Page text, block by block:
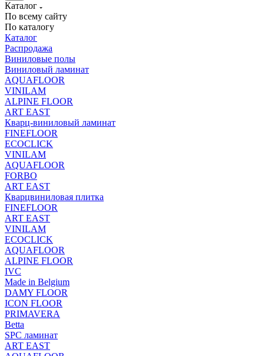
Каталог
По всему сайту
По каталогу
Каталог
Распродажа
Виниловые полы
Виниловый ламинат
AQUAFLOOR
VINILAM
ALPINE FLOOR
ART EAST
Кварц-виниловый ламинат
FINEFLOOR
ECOCLICK
VINILAM
AQUAFLOOR
FORBO
ART EAST
Кварцвиниловая плитка
FINEFLOOR
ART EAST
VINILAM
ECOCLICK
AQUAFLOOR
ALPINE FLOOR
IVC
Made in Belgium
DAMY FLOOR
ICON FLOOR
PRIMAVERA
Betta
SPC ламинат
ART EAST